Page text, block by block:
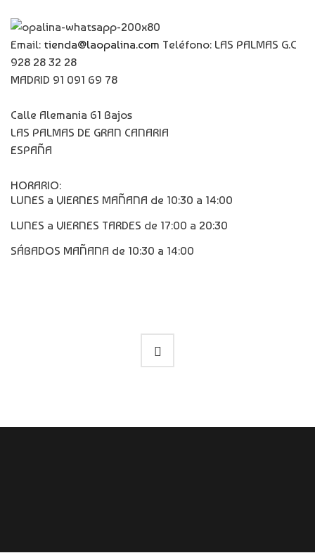
Email: tienda@laopalina.com Teléfono: LAS PALMAS G.C
928 28 32 28
MADRID 91 091 69 78
Calle Alemania 61 Bajos
LAS PALMAS DE GRAN CANARIA
ESPAÑA
HORARIO:
LUNES a VIERNES MAÑANA de 10:30 a 14:00
LUNES a VIERNES TARDES de 17:00 a 20:30
SÁBADOS MAÑANA de 10:30 a 14:00